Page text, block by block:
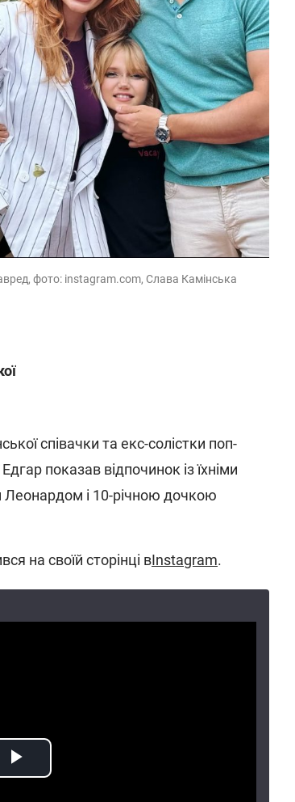
фото: instagram.com, Слава Камінська
співачки та екс-солістки поп-
показав відпочинок із їхніми
Леонардом і 10-річною дочкою
на своїй сторінці вInstagram.